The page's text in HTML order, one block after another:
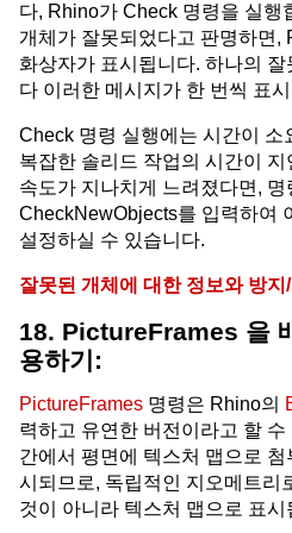
다, Rhino가 Check 명령을 실행
개체가 잘못되었다고 판명하면,
화상자가 표시됩니다. 하나의
다 이러한 메시지가 한 번씩 표
Check 명령 실행에는 시간이 소
복잡한 솔리드 작업의 시간이
속도가 지나치게 느려졌다면, 명
CheckNewObjects를 입력하여
설정하실 수 있습니다.
잘못된 개체에 대한 정보와 방지
18. PictureFrames 을
용하기:
PictureFrames 명령은 Rhino의
력하고 유연한 버전이라고 할
간에서 평면에 텍스처 맵으로
시되므로, 독립적인 지오메트리
것이 아니라 텍스처 맵으로 표시